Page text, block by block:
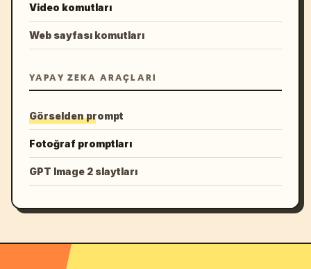
Video komutları
Web sayfası komutları
YAPAY ZEKA ARAÇLARI
Görselden prompt
Fotoğraf promptları
GPT Image 2 slaytları